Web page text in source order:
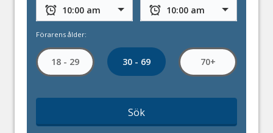
Förarens ålder:
18 - 29 30 - 69 70+
Sök